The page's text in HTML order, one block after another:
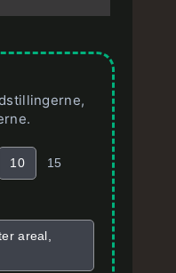
10 15
areal,